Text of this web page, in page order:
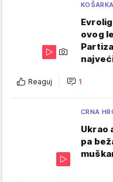
KOŠARKA
ovog
Reaguj 1
CRNA
Ukrao
pa